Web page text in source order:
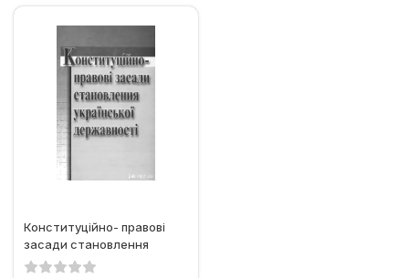
Конституційно- правові
засади становлення
української державності